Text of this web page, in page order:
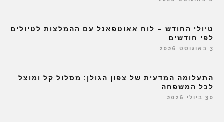
טיולי החודש – לוח אאוטפאנל עם ההמלצות לטיולים
לפי חודשים
3 באוגוסט 2026
התעלומה המדעית של צפון הגולן: מסלול קל ומוצל
לכל המשפחה
30 ביולי 2026